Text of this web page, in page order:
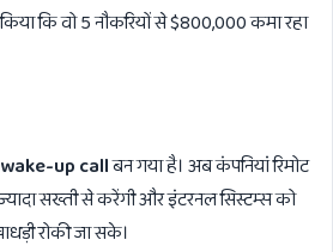
कि वो 5 नौकरियों से $800,000 कमा रहा
wake-up callबन गया है। अब कंपनियां रिमोट
सख्ती से करेंगी और इंटरनल सिस्टम्स को
रोकी जा सके।